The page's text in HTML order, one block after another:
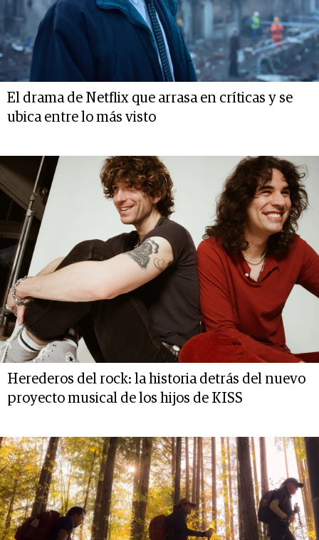
El drama de Netflix que arrasa en críticas y se
ubica entre lo más visto
Herederos del rock: la historia detrás del nuevo
proyecto musical de los hijos de KISS